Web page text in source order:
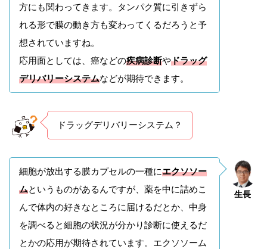
方にも関わってきます。タンパク質に引きずら
れる形で膜の動き方も変わってくるだろうと予
想されていますね。
応用面としては、癌などの疾病診断やドラッグ
デリバリーシステムなどが期待できます。
ドラッグデリバリーシステム？
生長
細胞が放出する膜カプセルの一種にエクソソー
ムというものがあるんですが、薬を中に詰めこ
んで体内の好きなところに届けるだとか、中身
を調べると細胞の状況が分かり診断に使えるだ
とかの応用が期待されています。エクソソーム